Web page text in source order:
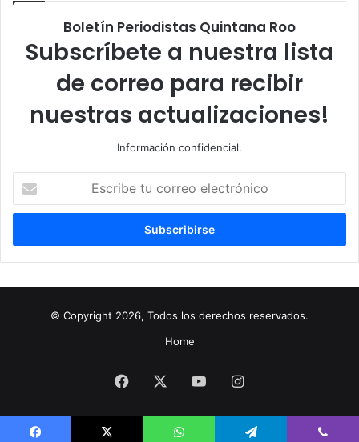
Boletín Periodistas Quintana Roo
Subscríbete a nuestra lista
de correo para recibir
nuestras actualizaciones!
Información confidencial.
correo
© Copyright 2026, Todos los derechos reservados.
Home
Facebook YouTubeInstagram